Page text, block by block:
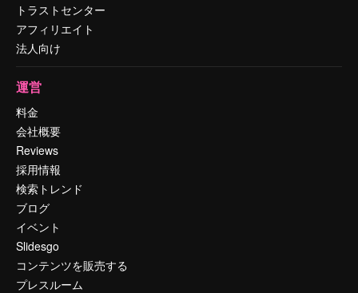
トラストセンター
アフィリエイト
法人向け
運営
料金
会社概要
Reviews
採用情報
検索トレンド
ブログ
イベント
Slidesgo
コンテンツを販売する
プレスルーム